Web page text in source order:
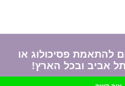
להתאמת פסיכולוג או
אביב ובכל הארץ!